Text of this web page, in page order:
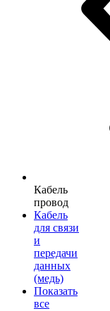
Кабель
провод
Кабель
для связи
и
передачи
данных
(медь)
Показать
все